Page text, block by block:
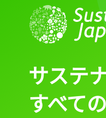
サステ
すべて